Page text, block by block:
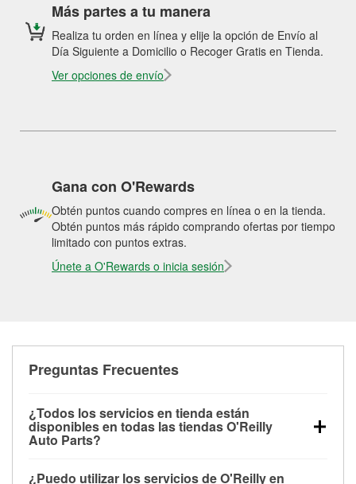
Más partes a tu manera
Realiza tu orden en línea y elije la opción de Envío al
Día Siguiente a Domicilio o Recoger Gratis en Tienda.
Ver opciones de envío
Gana con O'Rewards
Obtén puntos cuando compres en línea o en la tienda.
Obtén puntos más rápido comprando ofertas por tiempo
limitado con puntos extras.
Únete a O'Rewards o inicia sesión
Preguntas Frecuentes
¿Todos los servicios en tienda están
disponibles en todas las tiendas O'Reilly
Auto Parts?
¿Puedo utilizar los servicios de O'Reilly en